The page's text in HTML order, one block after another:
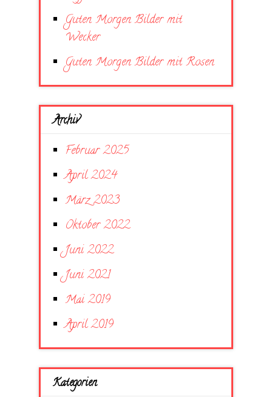
Guten Morgen Bilder mit
Wecker
Guten Morgen Bilder mit Rosen
Archiv
Februar 2025
April 2024
März 2023
Oktober 2022
Juni 2022
Juni 2021
Mai 2019
April 2019
Kategorien